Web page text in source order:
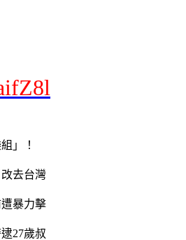
」！
去台灣
暴力擊
27歲叔